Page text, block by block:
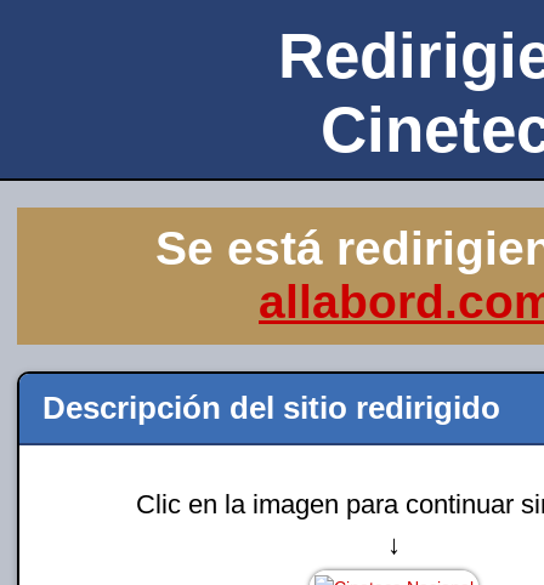
Se está
Descripción del sitio redirigido
Clic en la imagen para continuar
↓